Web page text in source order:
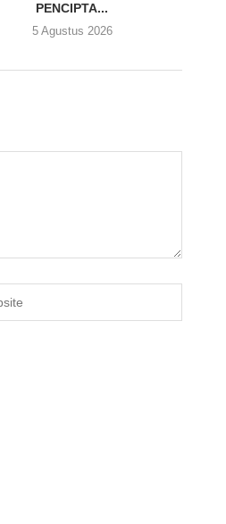
PENCIPTA...
5 Agustus 2026